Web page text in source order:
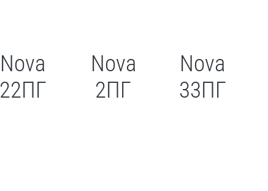
Nova
22ПГ
Nova
2ПГ
Nova
33ПГ